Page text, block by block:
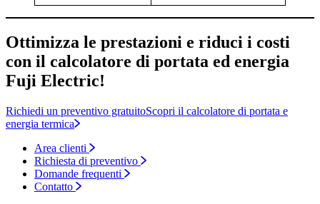
Ottimizza le prestazioni e riduci i costi
con il calcolatore di portata ed energia
Fuji Electric!
Richiedi un preventivo gratuitoScopri il calcolatore di portata e
energia termica
Area clienti
Richiesta di preventivo
Domande frequenti
Contatto